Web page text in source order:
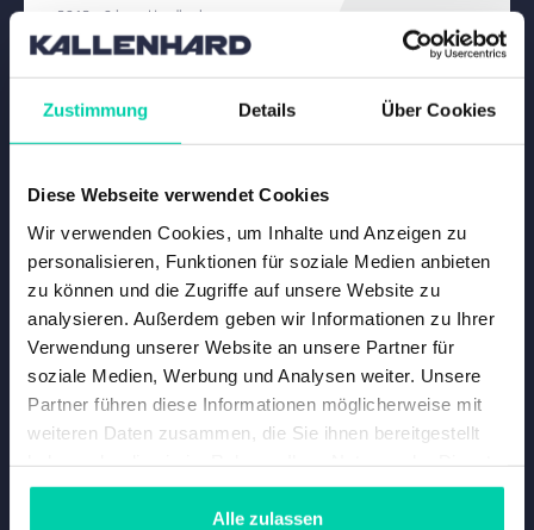
Zustimmung Details Über Cookies
Diese Webseite verwendet Cookies
Wir verwenden Cookies, um Inhalte und Anzeigen zu
personalisieren, Funktionen für soziale Medien anbieten
zu können und die Zugriffe auf unsere Website zu
analysieren. Außerdem geben wir Informationen zu Ihrer
Verwendung unserer Website an unsere Partner für
soziale Medien, Werbung und Analysen weiter. Unsere
Partner führen diese Informationen möglicherweise mit
weiteren Daten zusammen, die Sie ihnen bereitgestellt
gesammelt haben.
Alle zulassen
- 2013 - 0 km - Handbuch
Vergleichen